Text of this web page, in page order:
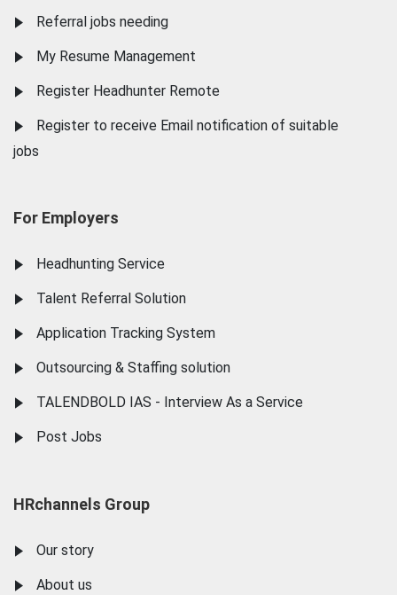
Referral jobs needing
My Resume Management
Register Headhunter Remote
Register to receive Email notification of suitable
jobs
For Employers
Headhunting Service
Talent Referral Solution
Application Tracking System
Outsourcing & Staffing solution
TALENDBOLD IAS - Interview As a Service
Post Jobs
HRchannels Group
Our story
About us